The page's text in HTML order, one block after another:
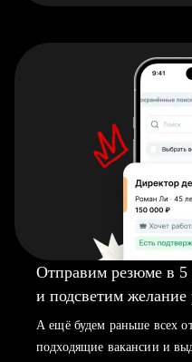
Отправим резюме в
и подсветим желание
А ещё будем раньше всех
подходящие вакансии и